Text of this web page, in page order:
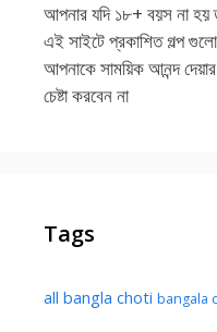
আপনার যদি ১৮+ বয়স না
এই সাইটে প্রকাশিত গল্প
আপনাকে সাময়িক আনন্দ
চেষ্টা করবেন না
Tags
all bangla choti bangala